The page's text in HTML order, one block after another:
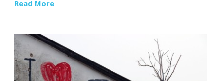
Read More